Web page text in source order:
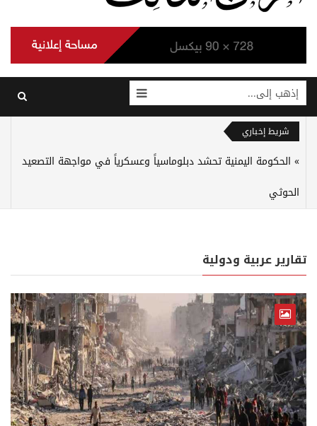
إذهب إلى...
شريط إخباري
الحكومة اليمنية تحشد دبلوماسياً وعسكرياً في مواجهة التصعيد
الحوثي
تقارير عربية ودولية